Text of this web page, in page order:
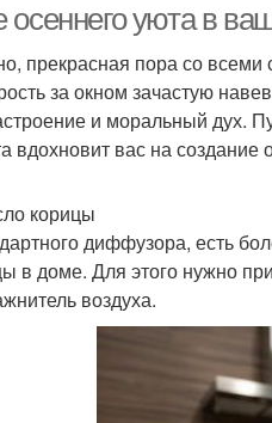
Осенняя
осеннего уюта в
прекрасная пора со
за окном зачастую
и моральный дух.
вдохновит вас на
корицы
диффузора, есть
в доме. Для этого нужно
воздуха.